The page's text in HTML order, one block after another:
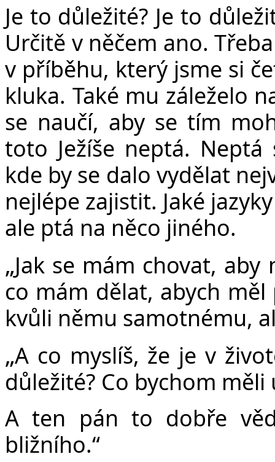
Je to důležité? Je to
Určitě v něčem ano.
v příběhu, který jsme si
kluka. Také mu záleželo
se naučí, aby se tím
toto Ježíše neptá.
kde by se dalo vydělat
nejlépe zajistit. Jaké
ale ptá na něco jiného.
„Jak se mám chovat,
co mám dělat, abych měl
kvůli němu samotnému,
„A co myslíš, že je v
důležité? Co bychom měli
A ten pán to dobře
bližního.“